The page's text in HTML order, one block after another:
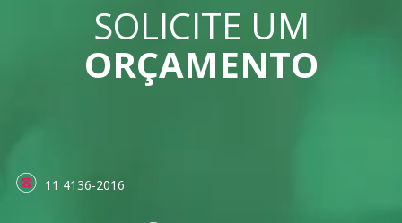
SOLICITE UM
ORÇAMENTO
11 4136-2016